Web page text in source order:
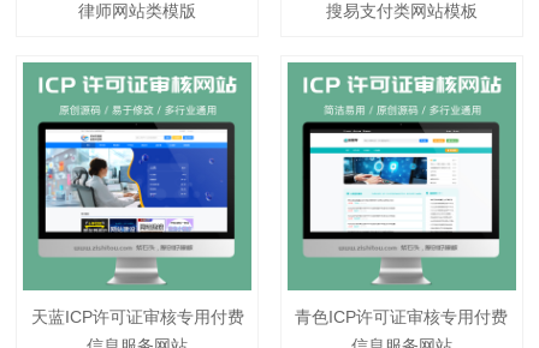
律师网站类模版 搜易支付类网站模板
天蓝ICP许可证审核专用付费
青色ICP许可证审核专用付费